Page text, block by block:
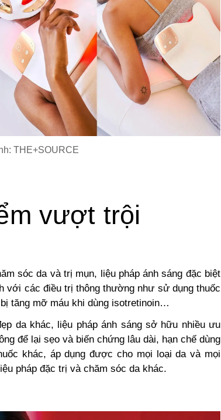
THE+SOURCE
vượt trội
sóc da và trị mụn, liệu pháp ánh sáng đặc biệt
với các điều trị thông thường như sử dụng thuốc
tăng mỡ máu khi dùng isotretinoin…
da khác, liệu pháp ánh sáng sở hữu nhiều ưu
để lại sẹo và biến chứng lâu dài, hạn chế dùng
khác, áp dụng được cho mọi loại da và mọi
pháp đặc trị và chăm sóc da khác.